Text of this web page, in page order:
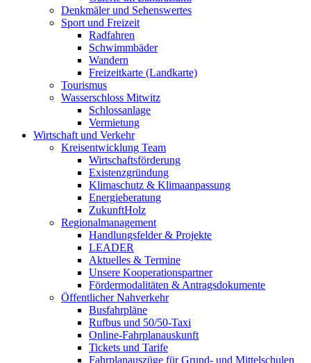
Denkmäler und Sehenswertes
Sport und Freizeit
Radfahren
Schwimmbäder
Wandern
Freizeitkarte (Landkarte)
Tourismus
Wasserschloss Mitwitz
Schlossanlage
Vermietung
Wirtschaft und Verkehr
Kreisentwicklung Team
Wirtschaftsförderung
Existenzgründung
Klimaschutz & Klimaanpassung
Energieberatung
ZukunftHolz
Regionalmanagement
Handlungsfelder & Projekte
LEADER
Aktuelles & Termine
Unsere Kooperationspartner
Fördermodalitäten & Antragsdokumente
Öffentlicher Nahverkehr
Busfahrpläne
Rufbus und 50/50-Taxi
Online-Fahrplanauskunft
Tickets und Tarife
Fahrplanauszüge für Grund- und Mittelschulen